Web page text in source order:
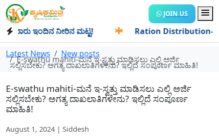
JOIN US
ಇಂದಿನ ನೀರಿನ ಮಟ್ಟ! Ration Distribution-
Latest News New posts
E-swathu mahiti-ಮನೆ ಇ-ಸ್ವತ್ತು ಮಾಡಿಸಲು ಎಲ್ಲಿ ಅರ್ಜಿ
ಸಲ್ಲಿಸಬೇಕು? ಅಗತ್ಯ ದಾಖಲಾತಿಗಳೇನು? ಇಲ್ಲಿದೆ ಸಂಪೂರ್ಣ ಮಾಹಿತಿ!
E-swathu mahiti-ಮನೆ ಇ-ಸ್ವತ್ತು ಮಾಡಿಸಲು ಎಲ್ಲಿ ಅರ್ಜಿ
ಸಲ್ಲಿಸಬೇಕು? ಅಗತ್ಯ ದಾಖಲಾತಿಗಳೇನು? ಇಲ್ಲಿದೆ ಸಂಪೂರ್ಣ
ಮಾಹಿತಿ!
August 1, 2024 | Siddesh